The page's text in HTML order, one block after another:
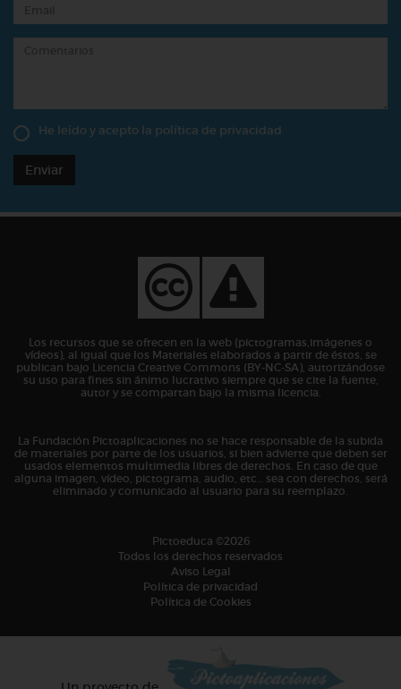
He leído y acepto la política de privacidad
Enviar
Los recursos que se ofrecen en la web (pictogramas,imágenes o
vídeos), al igual que los Materiales elaborados a partir de éstos, se
publican bajo Licencia Creative Commons (BY-NC-SA), autorizándose
su uso para fines sin ánimo lucrativo siempre que se cite la fuente,
autor y se compartan bajo la misma licencia.
La Fundación Pictoaplicaciones no se hace responsable de la subida
de materiales por parte de los usuarios, si bien advierte que deben ser
usados elementos multimedia libres de derechos. En caso de que
alguna imagen, vídeo, pictograma, audio, etc… sea con derechos, será
eliminado y comunicado al usuario para su reemplazo.
Pictoeduca ©2026
Todos los derechos reservados
Aviso Legal
Política de privacidad
Política de Cookies